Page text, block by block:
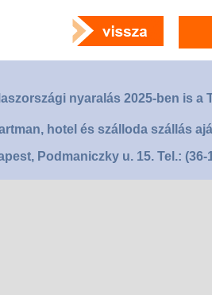
nyaralás 2025-ben is a
hotel és szálloda szállás
Podmaniczky u. 15. Tel.: